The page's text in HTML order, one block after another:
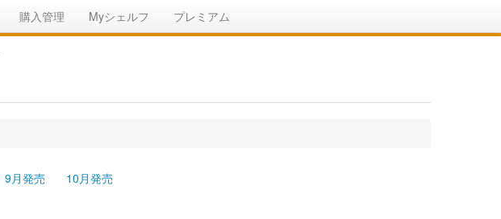
購入管理 Myシェルフ プレミアム
9月発売 10月発売